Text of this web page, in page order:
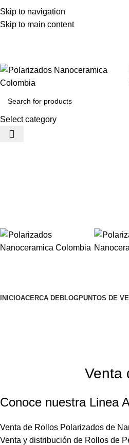
Skip to navigation
Skip to main content
Cll 73A N 68C-12 B/ Las Ferias - Bogotá DC
Select category
INICIOACERCA DEBLOGPUNTOS DE
Venta
Conoce nuestra Linea
Venta de Rollos Polarizados de
Venta y distribución de Rollos de